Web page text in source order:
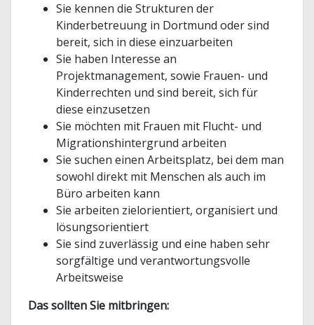
Sie kennen die Strukturen der
Kinderbetreuung in Dortmund oder sind
bereit, sich in diese einzuarbeiten
Sie haben Interesse an
Projektmanagement, sowie Frauen- und
Kinderrechten und sind bereit, sich für
diese einzusetzen
Sie möchten mit Frauen mit Flucht- und
Migrationshintergrund arbeiten
Sie suchen einen Arbeitsplatz, bei dem man
sowohl direkt mit Menschen als auch im
Büro arbeiten kann
Sie arbeiten zielorientiert, organisiert und
lösungsorientiert
Sie sind zuverlässig und eine haben sehr
sorgfältige und verantwortungsvolle
Arbeitsweise
Das sollten Sie mitbringen: